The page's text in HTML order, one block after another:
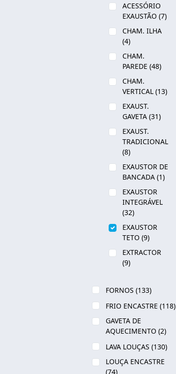
ACESSÓRIO
EXAUSTÃO (7)
CHAM. ILHA
(4)
CHAM.
PAREDE (48)
CHAM.
VERTICAL (13)
EXAUST.
GAVETA (31)
EXAUST.
TRADICIONAL
(8)
EXAUSTOR DE
BANCADA (1)
EXAUSTOR
INTEGRÁVEL
(32)
EXAUSTOR
TETO (9)
EXTRACTOR
(9)
FORNOS (133)
FRIO ENCASTRE (118)
GAVETA DE
AQUECIMENTO (2)
LAVA LOUÇAS (130)
LOUÇA ENCASTRE
(74)